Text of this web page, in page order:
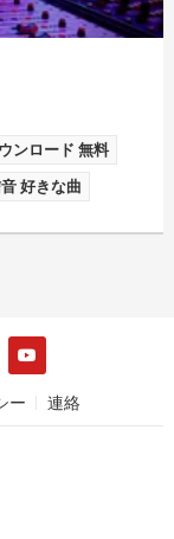
ンロード 無料
好きな曲
ー 連絡